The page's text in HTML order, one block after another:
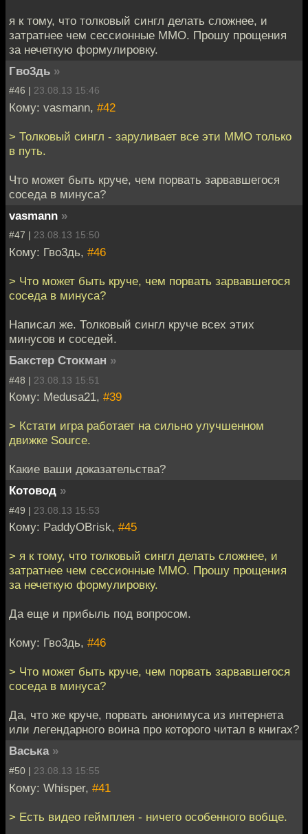
я к тому, что толковый сингл делать сложнее, и
затратнее чем сессионные ММО. Прошу прощения
за нечеткую формулировку.
Гво3дь »
#46 | 23.08.13 15:46
Кому: vasmann, #42
> Толковый сингл - заруливает все эти ММО только
в путь.
Что может быть круче, чем порвать зарвавшегося
соседа в минуса?
vasmann »
#47 | 23.08.13 15:50
Кому: Гво3дь, #46
> Что может быть круче, чем порвать зарвавшегося
соседа в минуса?
Написал же. Толковый сингл круче всех этих
минусов и соседей.
Бакстер Стокман »
#48 | 23.08.13 15:51
Кому: Medusa21, #39
> Кстати игра работает на сильно улучшенном
движке Source.
Какие ваши доказательства?
Котовод »
#49 | 23.08.13 15:53
Кому: PaddyOBrisk, #45
> я к тому, что толковый сингл делать сложнее, и
затратнее чем сессионные ММО. Прошу прощения
за нечеткую формулировку.
Да еще и прибыль под вопросом.
Кому: Гво3дь, #46
> Что может быть круче, чем порвать зарвавшегося
соседа в минуса?
Да, что же круче, порвать анонимуса из интернета
или легендарного воина про которого читал в книгах?
Васька »
#50 | 23.08.13 15:55
Кому: Whisper, #41
> Есть видео геймплея - ничего особенного вобще.